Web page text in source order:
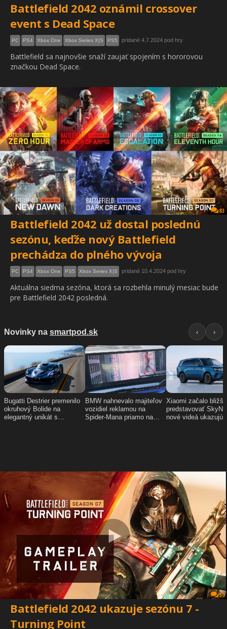
Battlefield 2042 oznámil crossover
event s Dead Space
PC PS4 Xbox One Xbox Series X|S PS5 pridané 4.7.2024 pod hry
Battlefield sa najnovšie snaží zaujať spojením s hororovou
značkou Dead Space.
83
Battlefield 2042 už dostal poslednú
sezónu, keďže nový Battlefield
prechádza do plného vývoja
PC PS4 Xbox One PS5 Xbox Series X|S pridané 10.4.2024 pod hry
Aktuálna siedma sezóna, ktorá sa rozbehla minulý mesiac bude
pre Battlefield 2042 posledná.
59
Battlefield 2042 ukazuje sezónu 7 -
Turning Point